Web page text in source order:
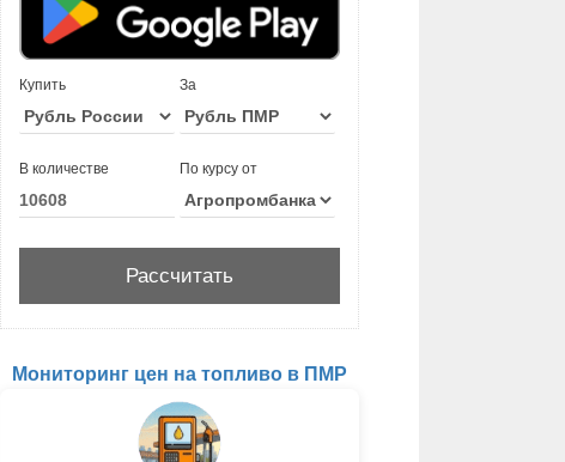
Купить За
В количестве По курсу от
Мониторинг цен на топливо в ПМР